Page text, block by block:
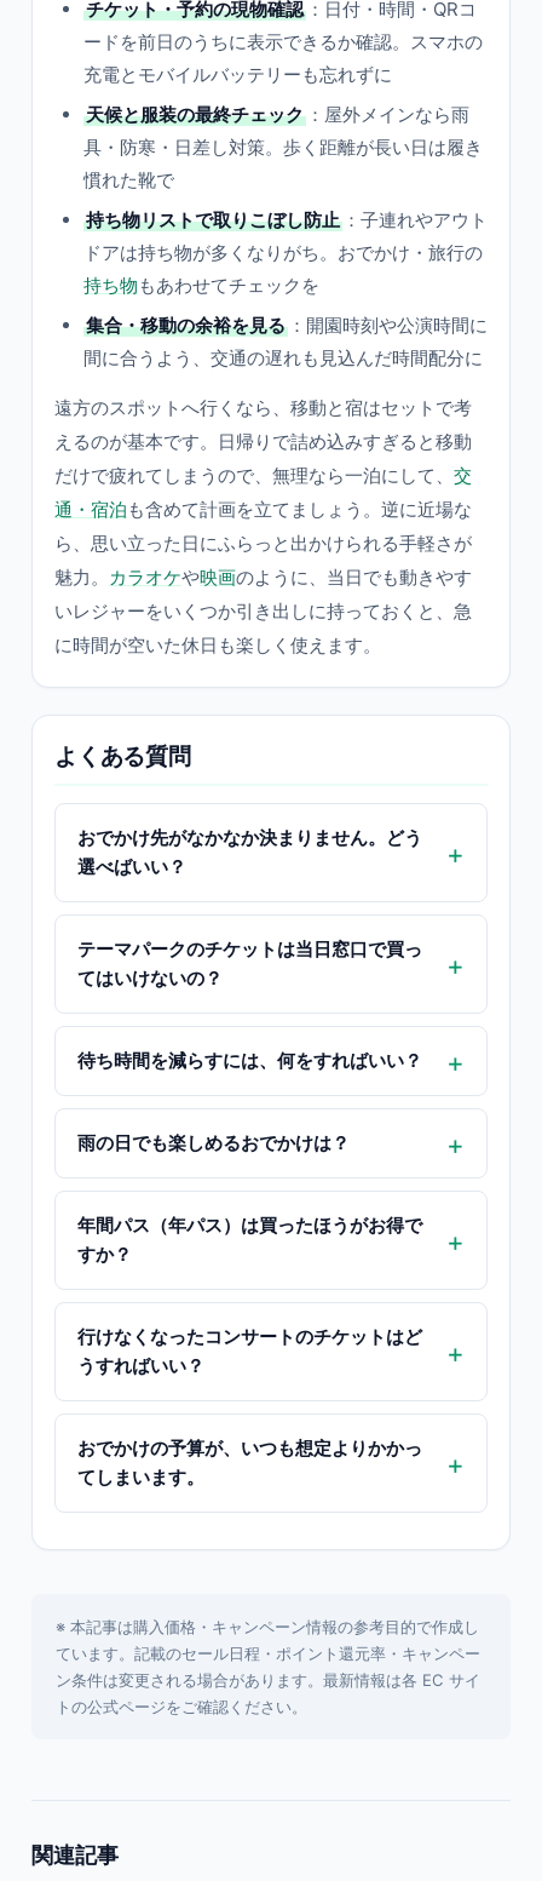
チケット・予約の現物確認 ：日付・時間・QRコ
ードを前日のうちに表示できるか確認。スマホの
充電とモバイルバッテリーも忘れずに
天候と服装の最終チェック ：屋外メインなら雨
具・防寒・日差し対策。歩く距離が長い日は履き
慣れた靴で
持ち物リストで取りこぼし防止 ：子連れやアウト
ドアは持ち物が多くなりがち。おでかけ・旅行の
持ち物 もあわせてチェックを
集合・移動の余裕を見る ：開園時刻や公演時間に
間に合うよう、交通の遅れも見込んだ時間配分に
遠方のスポットへ行くなら、移動と宿はセットで考
えるのが基本です。日帰りで詰め込みすぎると移動
だけで疲れてしまうので、無理なら一泊にして、 交
通・宿泊 も含めて計画を立てましょう。逆に近場な
ら、思い立った日にふらっと出かけられる手軽さが
魅力。
カラオケや映画のように、当日でも動きやす
いレジャーをいくつか引き出しに持っておくと、急
に時間が空いた休日も楽しく使えます。
よくある質問
おでかけ先がなかなか決まりません。どう
選べばいい？
テーマパークのチケットは当日窓口で買っ
てはいけないの？
待ち時間を減らすには、何をすればいい？
雨の日でも楽しめるおでかけは？
年間パス（年パス）は買ったほうがお得で
すか？
行けなくなったコンサートのチケットはど
うすればいい？
おでかけの予算が、いつも想定よりかかっ
てしまいます。
※ 本記事は購入価格・キャンペーン情報の参考目的で作成し
ています。記載のセール日程・ポイント還元率・キャンペー
ン条件は変更される場合があります。最新情報は各 EC サイ
トの公式ページをご確認ください。
関連記事